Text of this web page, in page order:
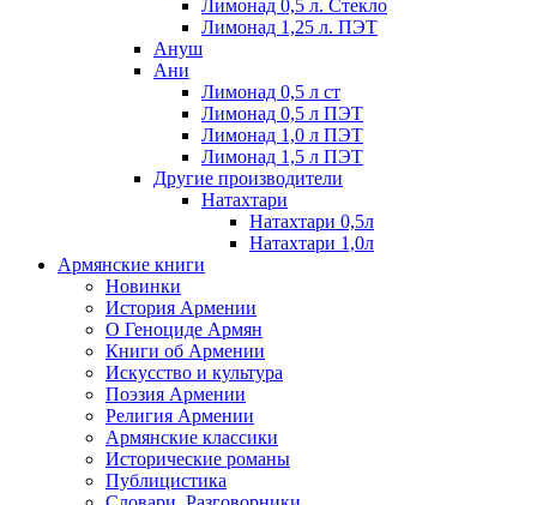
Лимонад 0,5 л. Стекло
Лимонад 1,25 л. ПЭТ
Ануш
Ани
Лимонад 0,5 л ст
Лимонад 0,5 л ПЭТ
Лимонад 1,0 л ПЭТ
Лимонад 1,5 л ПЭТ
Другие производители
Натахтари
Натахтари 0,5л
Натахтари 1,0л
Армянские книги
Новинки
История Армении
О Геноциде Армян
Книги об Армении
Иcкусство и культура
Поэзия Армении
Религия Армении
Армянские классики
Исторические романы
Публицистика